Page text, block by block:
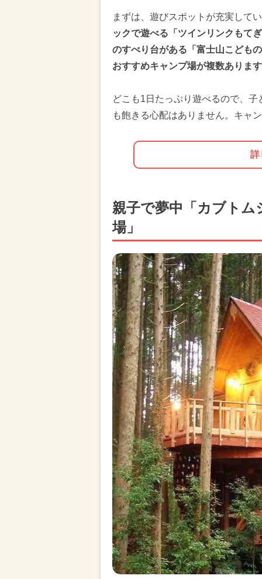
まずは、遊びスポットが充実して
ックで遊べる「ツインリンクもて
のすべり台がある「富士山こども
おすすめキャンプ場が複数ありま
どこも1日たっぷり遊べるので、
も飽きる心配はありません。キャ
詳
親子で夢中「カブト
場」